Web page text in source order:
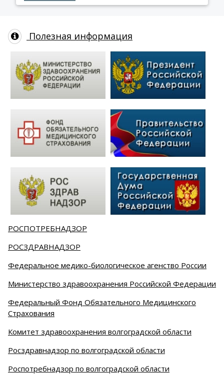
Полезная информация
РОСПОТРЕБНАДЗОР
РОСЗДРАВНАДЗОР
Федеральное медико-биологическое агенство России
Министерство здравоохранения Российской Федерации
Федеральный Фонд Обязательного Медицинского
Страхования
Комитет здравоохранения волгоградской области
Росздравнадзор по волгоградской области
Роспотребнадзор по волгоградской области